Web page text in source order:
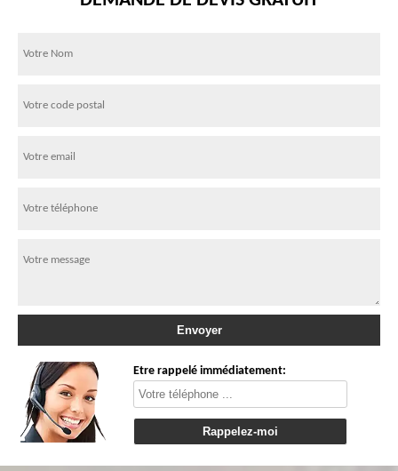
Etre rappelé immédiatement: